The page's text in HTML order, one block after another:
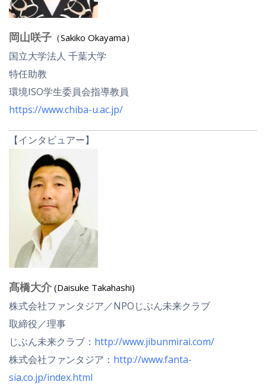
岡山咲子 （Sakiko Okayama）
国立大学法人 千葉大学
特任助教
環境ISO学生委員会指導教員
https://www.chiba-u.ac.jp/
【インタビュアー】
髙橋大介(Daisuke Takahashi)
株式会社ファンタジア／NPOじぶん未来クラブ
取締役／理事
じぶん未来クラブ： http://www.jibunmirai.com/
株式会社ファンタジア： http://www.fanta-
sia.co.jp/index.html